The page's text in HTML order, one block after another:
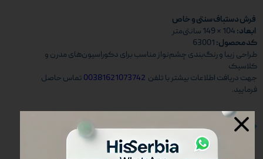
فرش دستباف سنتی و خاص
ابعاد:
کد محصول:
طراحی زیبا و رنگ‌بندی چشم‌نواز مناسب برای دکوراسیون‌های مدرن و
کلاسیک
جهت دریافت اطلاعات بیشتر با تلفن 00381621073742 تماس حاصل
فرمایید.
خرید و ثبت نام